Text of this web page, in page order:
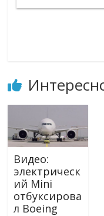
Видео:
электрическ
ий Mini
отбуксирова
л Boeing